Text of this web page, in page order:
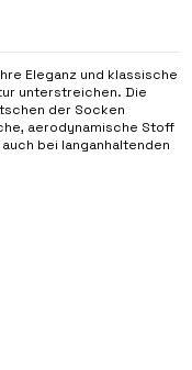
Eleganz und klassische
unterstreichen. Die
der Socken
aerodynamische Stoff
bei langanhaltenden